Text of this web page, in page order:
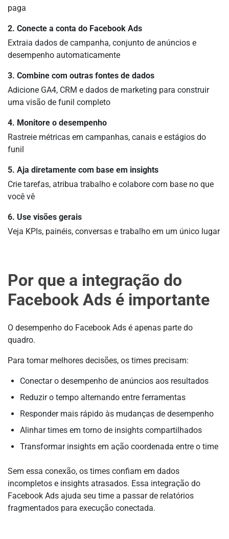
paga
2. Conecte a conta do Facebook Ads
Extraia dados de campanha, conjunto de anúncios e
desempenho automaticamente
3. Combine com outras fontes de dados
Adicione GA4, CRM e dados de marketing para construir
uma visão de funil completo
4. Monitore o desempenho
Rastreie métricas em campanhas, canais e estágios do
funil
5. Aja diretamente com base em insights
Crie tarefas, atribua trabalho e colabore com base no que
você vê
6. Use visões gerais
Veja KPIs, painéis, conversas e trabalho em um único lugar
Por que a integração do
Facebook Ads é importante
O desempenho do Facebook Ads é apenas parte do
quadro.
Para tomar melhores decisões, os times precisam:
Conectar o desempenho de anúncios aos resultados
Reduzir o tempo alternando entre ferramentas
Responder mais rápido às mudanças de desempenho
Alinhar times em torno de insights compartilhados
Transformar insights em ação coordenada entre o time
Sem essa conexão, os times confiam em dados
incompletos e insights atrasados. Essa integração do
Facebook Ads ajuda seu time a passar de relatórios
fragmentados para execução conectada.